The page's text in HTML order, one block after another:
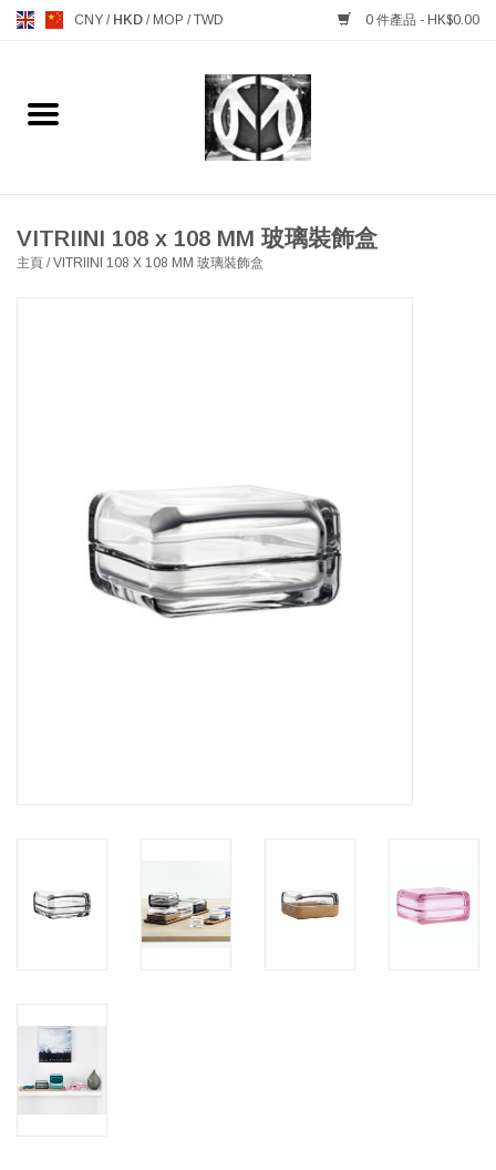
CNY / HKD / MOP /TWD 0 件產品 - HK$0.00
主頁
MANKS ANTIQUES 古董
HEALTHY LIVING 健康家居
LATEST ARRIVALS 最新扺港
VITRIINI 108 x 108 MM 玻璃裝飾盒
主頁 /VITRIINI 108 X 108 MM 玻璃裝飾盒